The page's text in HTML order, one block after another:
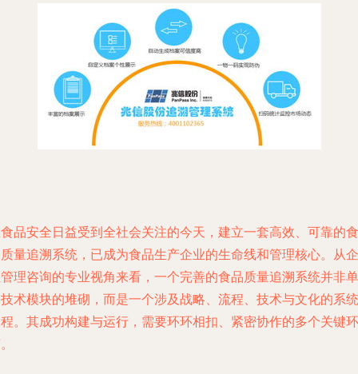
品安全日益受到全社会关注的今天，建立一套高效、可靠的食
量追溯系统，已成为食品生产企业的生命线和管理核心。从企
理咨询的专业视角来看，一个完善的食品质量追溯系统并非单
术模块的堆砌，而是一个涉及战略、流程、技术与文化的系统
。其成功构建与运行，需要环环相扣、紧密协作的多个关键环